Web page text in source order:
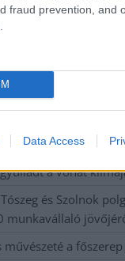
fraud prevention, and
Data Access
a korábban Lázárék
a vonat
és Szolnok
munkavállaló
a főszerep